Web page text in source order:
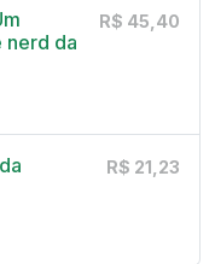
nerd da
R$ 45,40
R$ 21,23